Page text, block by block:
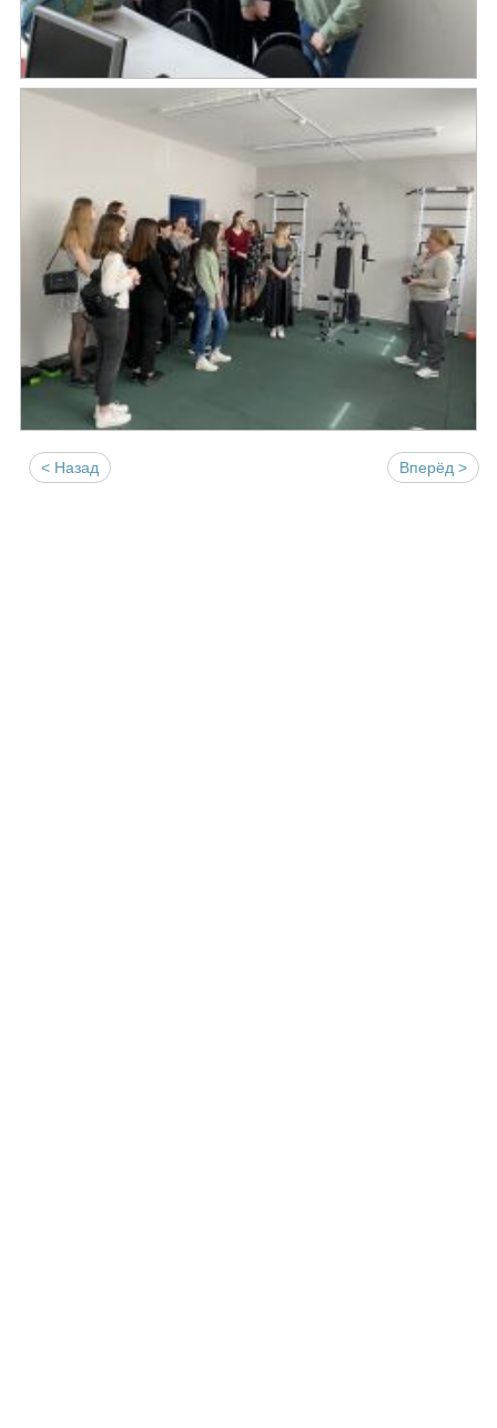
< Назад Вперёд >